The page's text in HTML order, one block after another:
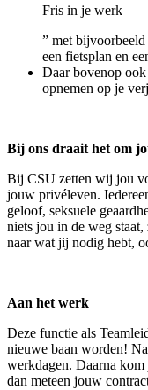
Fris in je werk
” met
een fietsplan en
Daar bovenop
opnemen op je
Bij ons draait het om
Bij CSU zetten wij jou
jouw privéleven.
geloof, seksuele
niets jou in de weg
naar wat jij nodig hebt,
Aan het werk
Deze functie als
nieuwe baan worden!
werkdagen. Daarna
dan meteen jouw